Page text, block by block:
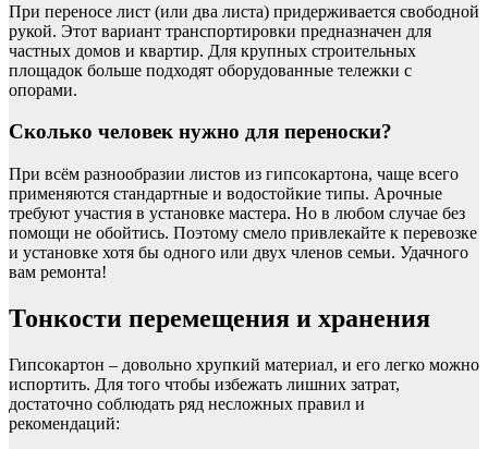
При переносе лист (или два листа) придерживается свободной
рукой. Этот вариант транспортировки предназначен для
частных домов и квартир. Для крупных строительных
площадок больше подходят оборудованные тележки с
опорами.
Сколько человек нужно для переноски?
При всём разнообразии листов из гипсокартона, чаще всего
применяются стандартные и водостойкие типы. Арочные
требуют участия в установке мастера. Но в любом случае без
помощи не обойтись. Поэтому смело привлекайте к перевозке
и установке хотя бы одного или двух членов семьи. Удачного
вам ремонта!
Тонкости перемещения и хранения
Гипсокартон – довольно хрупкий материал, и его легко можно
испортить. Для того чтобы избежать лишних затрат,
достаточно соблюдать ряд несложных правил и
рекомендаций: